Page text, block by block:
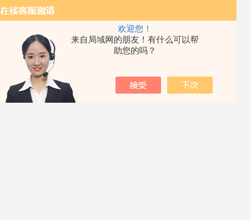
欢迎您！
来自局域网的朋友！有什么可以帮
助您的吗？